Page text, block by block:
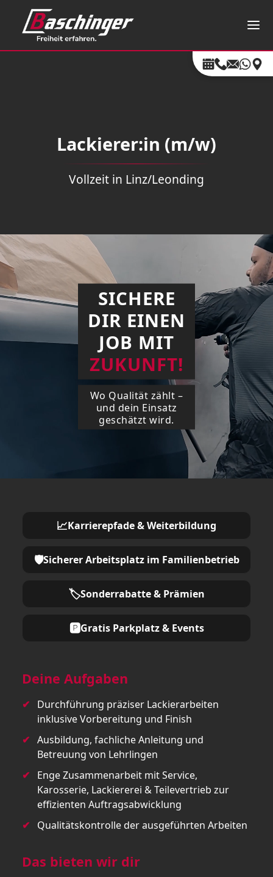
Lackierer:in (m/w)
Vollzeit in Linz/Leonding
SICHERE
DIR EINEN
JOB MIT
ZUKUNFT!
Wo Qualität zählt –
und dein Einsatz
geschätzt wird.
📈Karrierepfade & Weiterbildung
🛡️Sicherer Arbeitsplatz im Familienbetrieb
🏷️Sonderrabatte & Prämien
🅿️Gratis Parkplatz & Events
Deine Aufgaben
Durchführung präziser Lackierarbeiten
inklusive Vorbereitung und Finish
Ausbildung, fachliche Anleitung und
Betreuung von Lehrlingen
Enge Zusammenarbeit mit Service,
Karosserie, Lackiererei & Teilevertrieb zur
effizienten Auftragsabwicklung
Qualitätskontrolle der ausgeführten Arbeiten
Das bieten wir dir